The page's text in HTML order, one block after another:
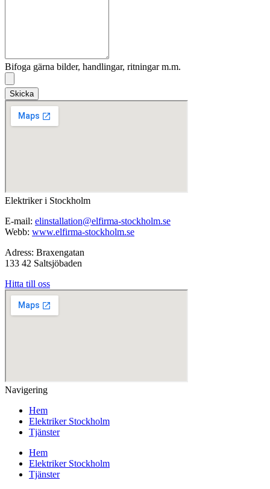
Bifoga gärna bilder, handlingar, ritningar m.m.
Skicka
Elektriker i Stockholm
E-mail: elinstallation@elfirma-stockholm.se
Webb: www.elfirma-stockholm.se
Adress: Braxengatan
133 42 Saltsjöbaden
Hitta till oss
Navigering
Hem
Elektriker Stockholm
Tjänster
Hem
Elektriker Stockholm
Tjänster